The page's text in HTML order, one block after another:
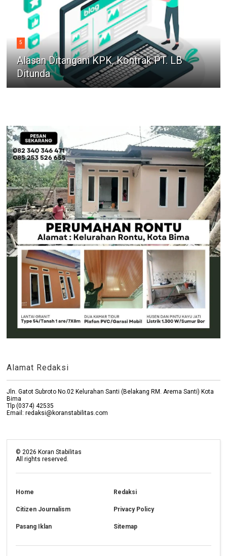
5
Alasan Ditangani KPK, Kontrak PT. LB
Ditunda
Alamat Redaksi
Jln. Gatot Subroto No.02 Kelurahan Santi (Belakang RM. Arema Santi) Kota
Bima
Tlp (0374) 42535
Email: redaksi@koranstabilitas.com
©2026 Koran Stabilitas
All rights reserved.
Home Redaksi
Citizen Journalism Privacy Policy
Pasang Iklan Sitemap